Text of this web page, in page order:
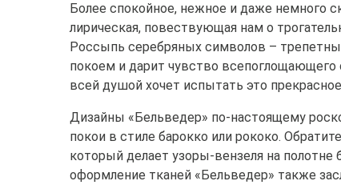
Более спокойное, нежное и даже немного
лирическая, повествующая нам о
Россыпь серебряных символов –
покоем и дарит чувство всепоглощающего
всей душой хочет испытать это
Дизайны «Бельведер» по-настоящему
покои в стиле барокко или рококо.
который делает узоры-вензеля на
оформление тканей «Бельведер» также